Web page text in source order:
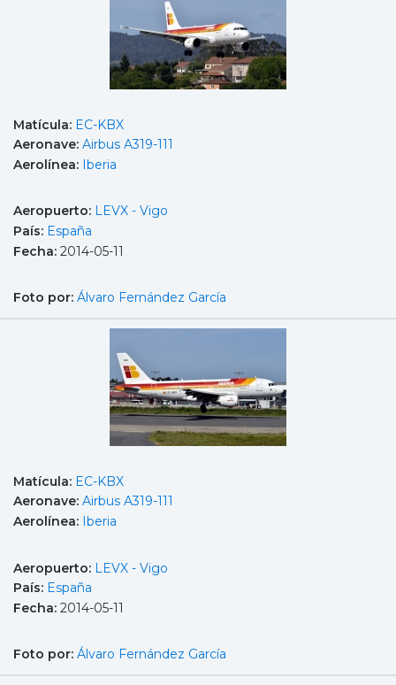
Matícula: EC-KBX
Aeronave: Airbus A319-111
Aerolínea: Iberia
Aeropuerto: LEVX - Vigo
País: España
Fecha: 2014-05-11
Foto por: Álvaro Fernández García
Matícula: EC-KBX
Aeronave: Airbus A319-111
Aerolínea: Iberia
Aeropuerto: LEVX - Vigo
País: España
Fecha: 2014-05-11
Foto por: Álvaro Fernández García